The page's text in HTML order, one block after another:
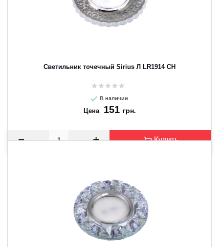
Светильник точечный Sirius Л LR1914 CH
В наличии
Цена 151 грн.
Купить